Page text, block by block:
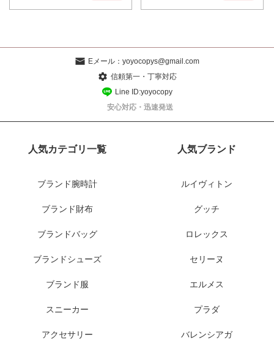
Eメール： yoyocopys@gmail.com
信頼第一・丁寧対応
Line ID:yoyocopy
安心対応・迅速発送
人気カテゴリ一覧
ブランド腕時計
ブランド財布
ブランドバッグ
ブランドシューズ
ブランド服
スニーカー
アクセサリー
人気ブランド
ルイヴィトン
グッチ
ロレックス
セリーヌ
エルメス
プラダ
バレンシアガ